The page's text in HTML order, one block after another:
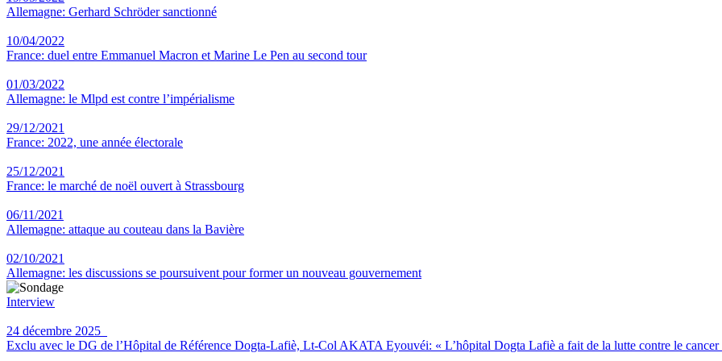
Allemagne: Gerhard Schröder sanctionné
10/04/2022
France: duel entre Emmanuel Macron et Marine Le Pen au second tour
01/03/2022
Allemagne: le Mlpd est contre l’impérialisme
29/12/2021
France: 2022, une année électorale
25/12/2021
France: le marché de noël ouvert à Strassbourg
06/11/2021
Allemagne: attaque au couteau dans la Bavière
02/10/2021
Allemagne: les discussions se poursuivent pour former un nouveau gouvernement
Interview
24 décembre 2025
Exclu avec le DG de l’Hôpital de Référence Dogta-Lafiè, Lt-Col AKATA Eyouvéi: « L’hôpital Dogta Lafiè a fait de la lutte contre le cancer